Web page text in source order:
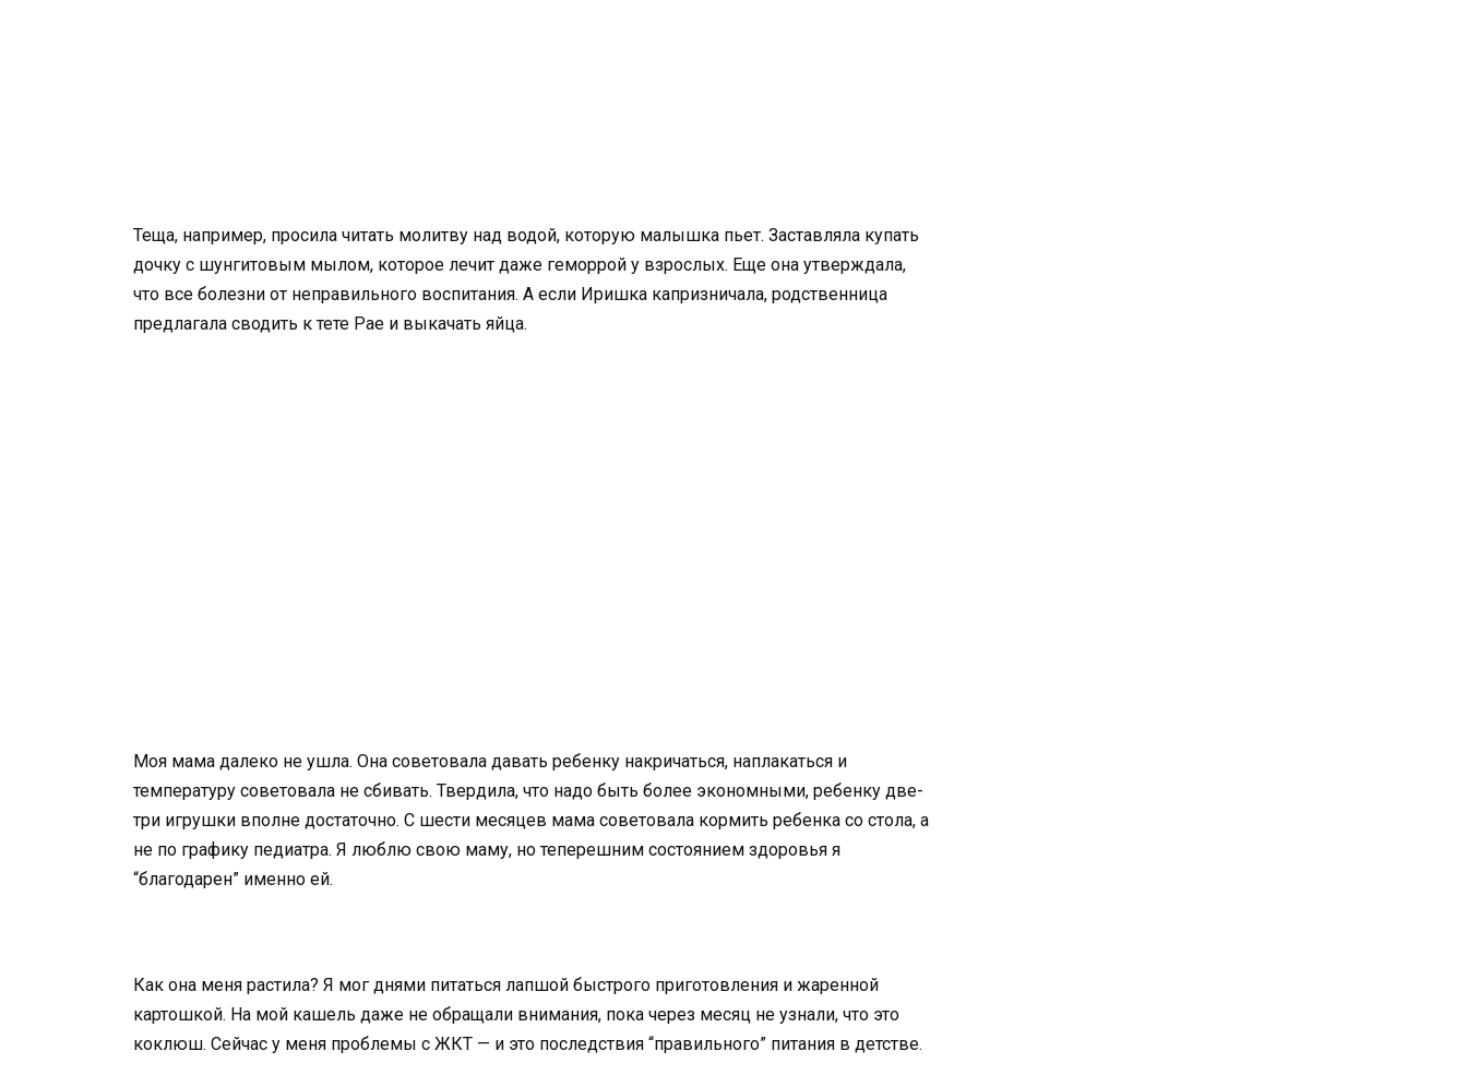
Теща, например, просила читать молитву над водой, которую малышка пьет. Заставляла купать
дочку с шунгитовым мылом, которое лечит даже геморрой у взрослых. Еще она утверждала,
что все болезни от неправильного воспитания. А если Иришка капризничала, родственница
предлагала сводить к тете Рае и выкачать яйца.
Моя мама далеко не ушла. Она советовала давать ребенку накричаться, наплакаться и
температуру советовала не сбивать. Твердила, что надо быть более экономными, ребенку две-
три игрушки вполне достаточно. С шести месяцев мама советовала кормить ребенка со стола, а
не по графику педиатра. Я люблю свою маму, но теперешним состоянием здоровья я
“благодарен” именно ей.
Как она меня растила? Я мог днями питаться лапшой быстрого приготовления и жаренной
картошкой. На мой кашель даже не обращали внимания, пока через месяц не узнали, что это
коклюш. Сейчас у меня проблемы с ЖКТ — и это последствия “правильного” питания в детстве.